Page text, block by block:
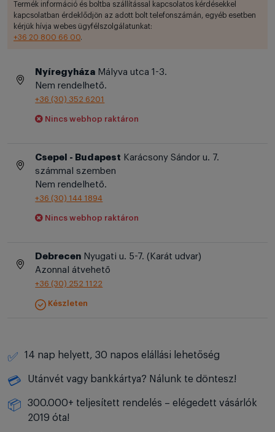
Termék információ és boltba szállítással kapcsolatos kérdésekkel
kapcsolatban érdeklődjön az adott bolt telefonszámán, egyéb esetben
kérjük hívja webes ügyfélszolgálatunkat:
+36 20 800 66 00.
Nyíregyháza Mályva utca 1-3.
Nem rendelhető.
+36 (30) 352 6201
Nincs webhop raktáron
Csepel - Budapest Karácsony Sándor u. 7.
számmal szemben
Nem rendelhető.
+36 (30) 144 1894
Nincs webhop raktáron
Debrecen Nyugati u. 5-7. (Karát udvar)
Azonnal átvehető
+36 (30) 252 1122
Készleten
✅ 14 nap helyett, 30 napos elállási lehetőség
💳 Utánvét vagy bankkártya? Nálunk te döntesz!
📦
300.000+ teljesített rendelés – elégedett vásárlók
2019 óta!